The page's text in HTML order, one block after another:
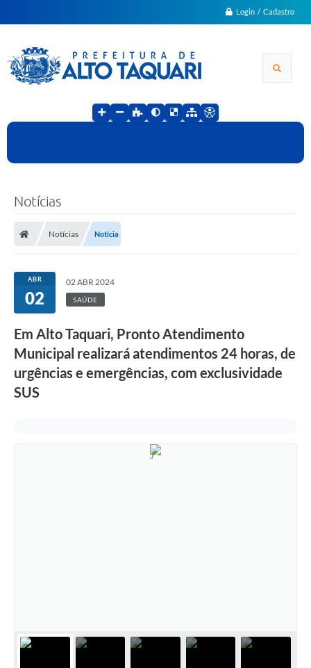
Login / Cadastro
Notícias
Notícias Notícia
ABR
02
02 ABR 2024
SAÚDE
Em Alto Taquari, Pronto Atendimento
Municipal realizará atendimentos 24 horas, de
urgências e emergências, com exclusividade
SUS